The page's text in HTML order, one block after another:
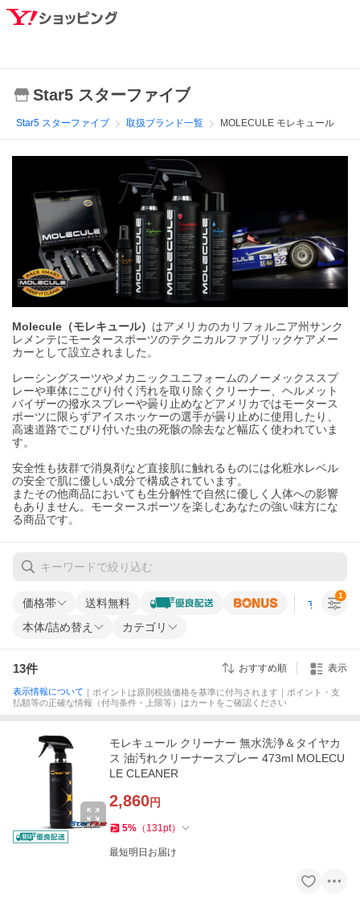
Star5 スターファイブ
Star5 スターファイブ 取扱ブランド一覧 MOLECULE モレキュール
Molecule（モレキュール） はアメリカのカリフォルニア州サンク
レメンテにモータースポーツのテクニカルファブリックケアメー
カーとして設立されました。
レーシングスーツやメカニックユニフォームのノーメックススプ
レーや車体にこびり付く汚れを取り除くクリーナー、ヘルメット
バイザーの撥水スプレーや曇り止めなどアメリカではモータース
ポーツに限らずアイスホッケーの選手が曇り止めに使用したり、
高速道路でこびり付いた虫の死骸の除去など幅広く使われていま
す。
安全性も抜群で消臭剤など直接肌に触れるものには化粧水レベル
の安全で肌に優しい成分で構成されています。
またその他商品においても生分解性で自然に優しく人体への影響
もありません。モータースポーツを楽しむあなたの強い味方にな
る商品です。
価格帯 送料無料 すべての条
本体/詰め替え カテゴリ
1
13件 おすすめ順 表示
表示情報について ｜ポイントは原則税抜価格を基準に付与されます｜ポイント・支
払額等の正確な情報（付与条件・上限等）はカートをご確認ください
モレキュール クリーナー 無水洗浄＆タイヤカ
ス 油汚れクリーナースプレー 473ml MOLECU
LE CLEANER
2,860円
5% （ 131pt）
最短明日お届け